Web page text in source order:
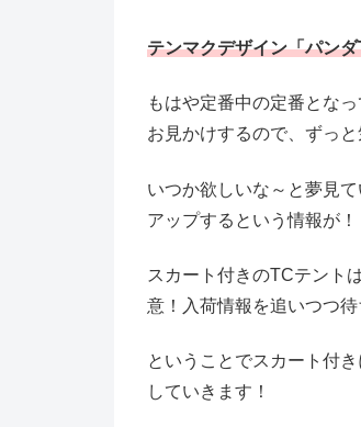
テンマクデザイン「パン
もはや定番中の定番とな
お見かけするので、ずっ
いつか欲しいな～と夢見
アップするという情報が！
スカート付きのTCテント
意！入荷情報を追いつつ
ということでスカート付き
していきます！